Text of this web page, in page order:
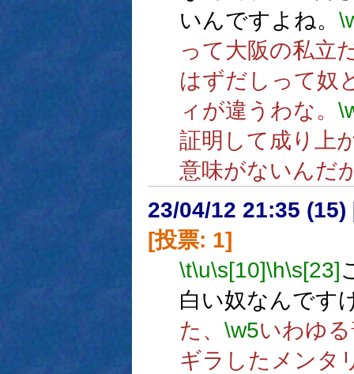
いんですよね。
って大阪の私立
はずだしって奴
ィが違うわな。
証明して成り上
意味がないんだ
23/04/12 21:35 (15)
[投票: 1]
\t\u\s[10]\h\s[23]
白い奴なんです
た、 \w5いわゆ
ギラしたメンタ